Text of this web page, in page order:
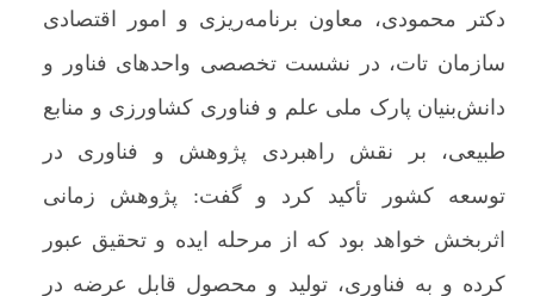
دکتر محمودی، معاون برنامه‌ریزی و امور اقتصادی
سازمان تات، در نشست تخصصی واحدهای فناور و
دانش‌بنیان پارک ملی علم و فناوری کشاورزی و منابع
طبیعی، بر نقش راهبردی پژوهش و فناوری در
توسعه کشور تأکید کرد و گفت: پژوهش زمانی
اثربخش خواهد بود که از مرحله ایده و تحقیق عبور
کرده و به فناوری، تولید و محصول قابل عرضه در